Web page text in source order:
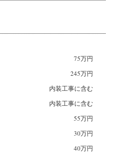
75万円
245万円
内装工事に含む
内装工事に含む
55万円
30万円
40万円